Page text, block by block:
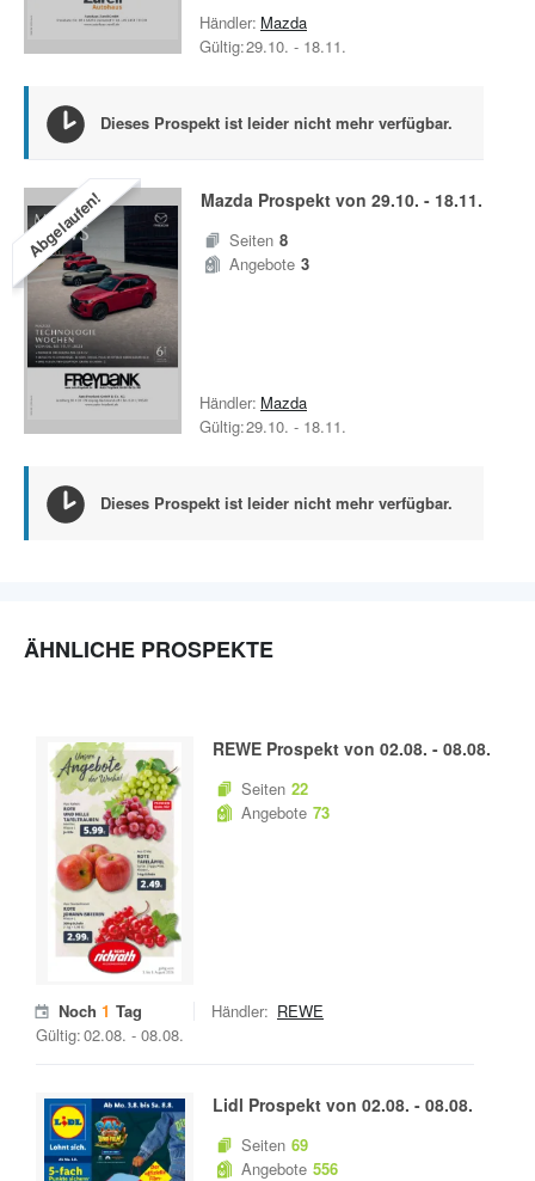
Gültig:29.10. - 18.11.
Händler: Mazda
Dieses Prospekt ist leider nicht mehr verfügbar.
Abgelaufen! Mazda Prospekt von 29.10. - 18.11.
Seiten 8
Angebote 3
Gültig:29.10. - 18.11.
Händler: Mazda
Dieses Prospekt ist leider nicht mehr verfügbar.
ÄHNLICHE PROSPEKTE
REWE Prospekt von 02.08. - 08.08.
Seiten 22
Angebote 73
Noch 1 Tag
Gültig:02.08. - 08.08.
Händler: REWE
Lidl Prospekt von 02.08. - 08.08.
Seiten 69
Angebote 556